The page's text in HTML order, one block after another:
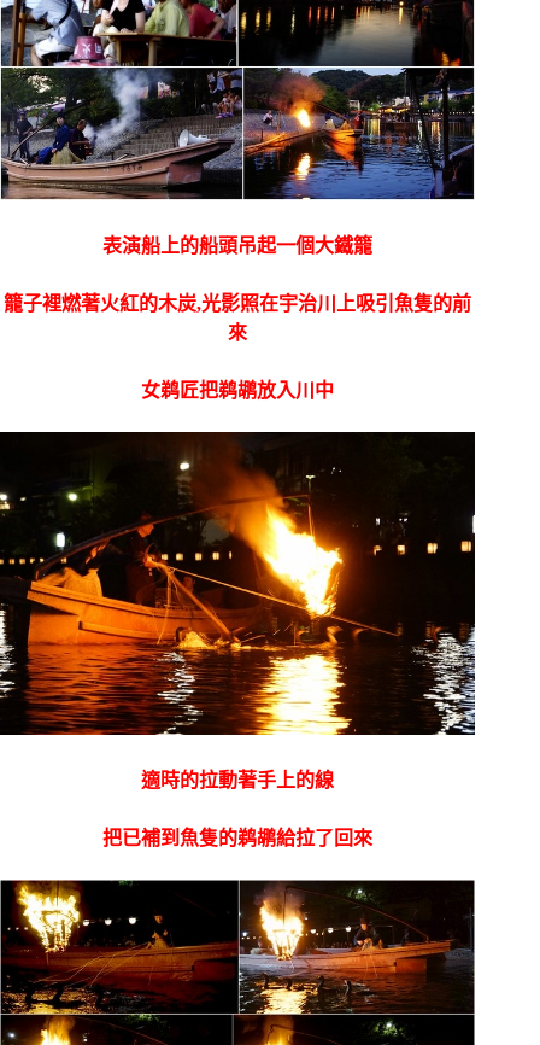
表演船上的船頭吊起一個大鐵籠
籠子裡燃著火紅的木炭,光影照在宇治川上吸引魚隻的前
來
女鹈匠把鹈鹕放入川中
適時的拉動著手上的線
把已補到魚隻的鹈鹕給拉了回來